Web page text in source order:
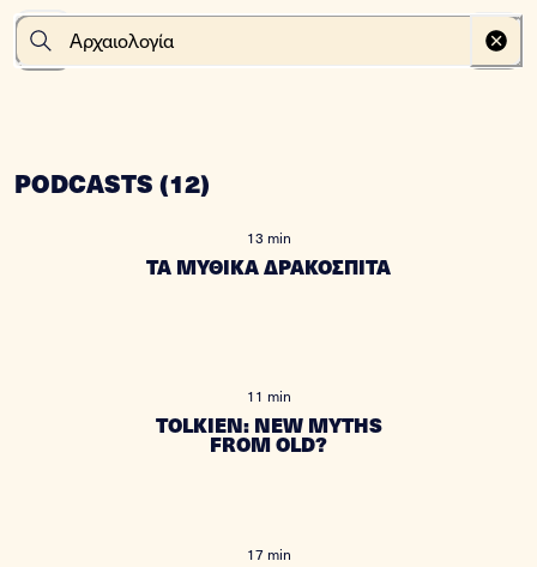
PODCASTS (12)
13 min
ΤΑ ΜΥΘΙΚΑ ΔΡΑΚΟΣΠΙΤΑ
11 min
TOLKIEN: NEW MYTHS
FROM OLD?
17 min